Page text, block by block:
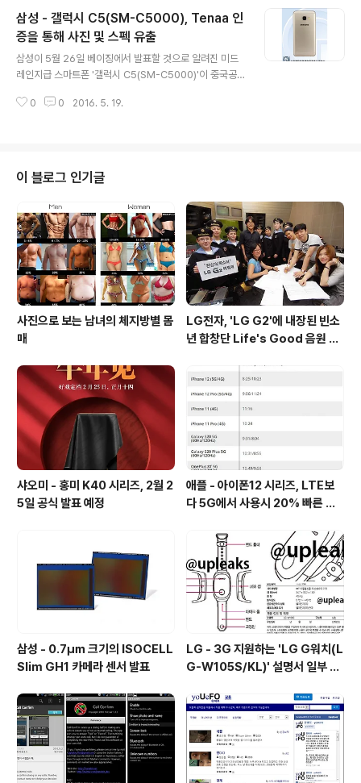
림을 포함해 250개의 새로운 기능이 포함된 메이저 업데
이트임을 예상할 수 있으며, 향후 6월 베타4(최종 API 및
공식 SDK 포함), 6월에 베타5(최종 시스템 이미지 및 테
스트), 7월에 AOSP 공식 릴리즈를 통해 버전 및 펫네임을
확인할 수 있을 것으로 예상됩니다. * 안드로이드 N이 안
드로이드 7.0으로 불릴 것은 최근 삼성전자가 개발자 사이
삼성 - 갤럭시 C5(SM-C5000), Tenaa 인
증을 통해 사진 및 스펙 유출
삼성이 5월 26일 베이징에서 발표할 것으로 알려진 미드
레인지급 스마트폰 '갤럭시 C5(SM-C5000)'이 중국공
통과하였습니다. 중화권을 타겟으로 한 갤럭시 C5는 골드
Quality Audio) 및 에어플레이, 듀얼SIM을 지원한채 갤
럭시 C5가 1599위안(약 28.5만원)이라는 기존의 갤럭시
시리즈보다 파격적인 가격에 판매될 예정이며, 확인된 주
요 스펙은 다음과 같습니다. 갤럭시 C5(SM-C5000) 스
펙5.2인치 FullHD(1920 * 1080) 디스플레이1..
0 0 2016. 5. 19.
이 블로그 인기글
사진으로 보는 남녀의 체지방별 몸
매
LG전자, 'LG G2'에 내장된 빈소
년 합창단 Life's Good 음원 공
샤오미 - 홍미 K40 시리즈, 2월 2
5일 공식 발표 예정
애플 - 아이폰12 시리즈, LTE보
다 5G에서 사용시 20% 빠른 배
삼성 - 0.7㎛ 크기의 ISOCELL
Slim GH1 카메라 센서 발표
LG - 3G 지원하는 'LG G워치(L
G-W105S/KL)' 설명서 일부 유